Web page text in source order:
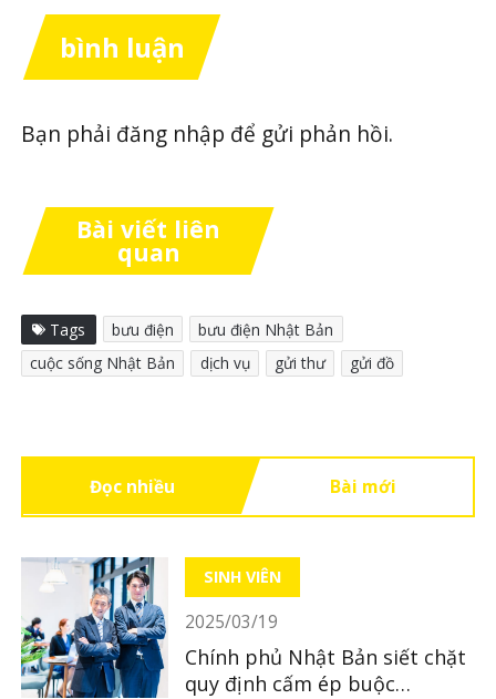
bình luận
Bạn phải đăng nhập để gửi phản hồi.
Bài viết liên
quan
Tags bưu điện
bưu điện Nhật Bản
cuộc sống Nhật Bản
dịch vụ gửi thư gửi đồ
Đọc nhiều Bài mới
SINH VIÊN
2025/03/19
Chính phủ Nhật Bản siết chặt
quy định cấm ép buộc